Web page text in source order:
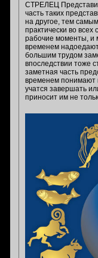
СТРЕЛЕЦ
часть таких
на другое, тем
практически во всех
рабочие моменты, и
временем
большим трудом
впоследствии тоже
заметная часть
временем понимают
учатся завершать
приносит им не